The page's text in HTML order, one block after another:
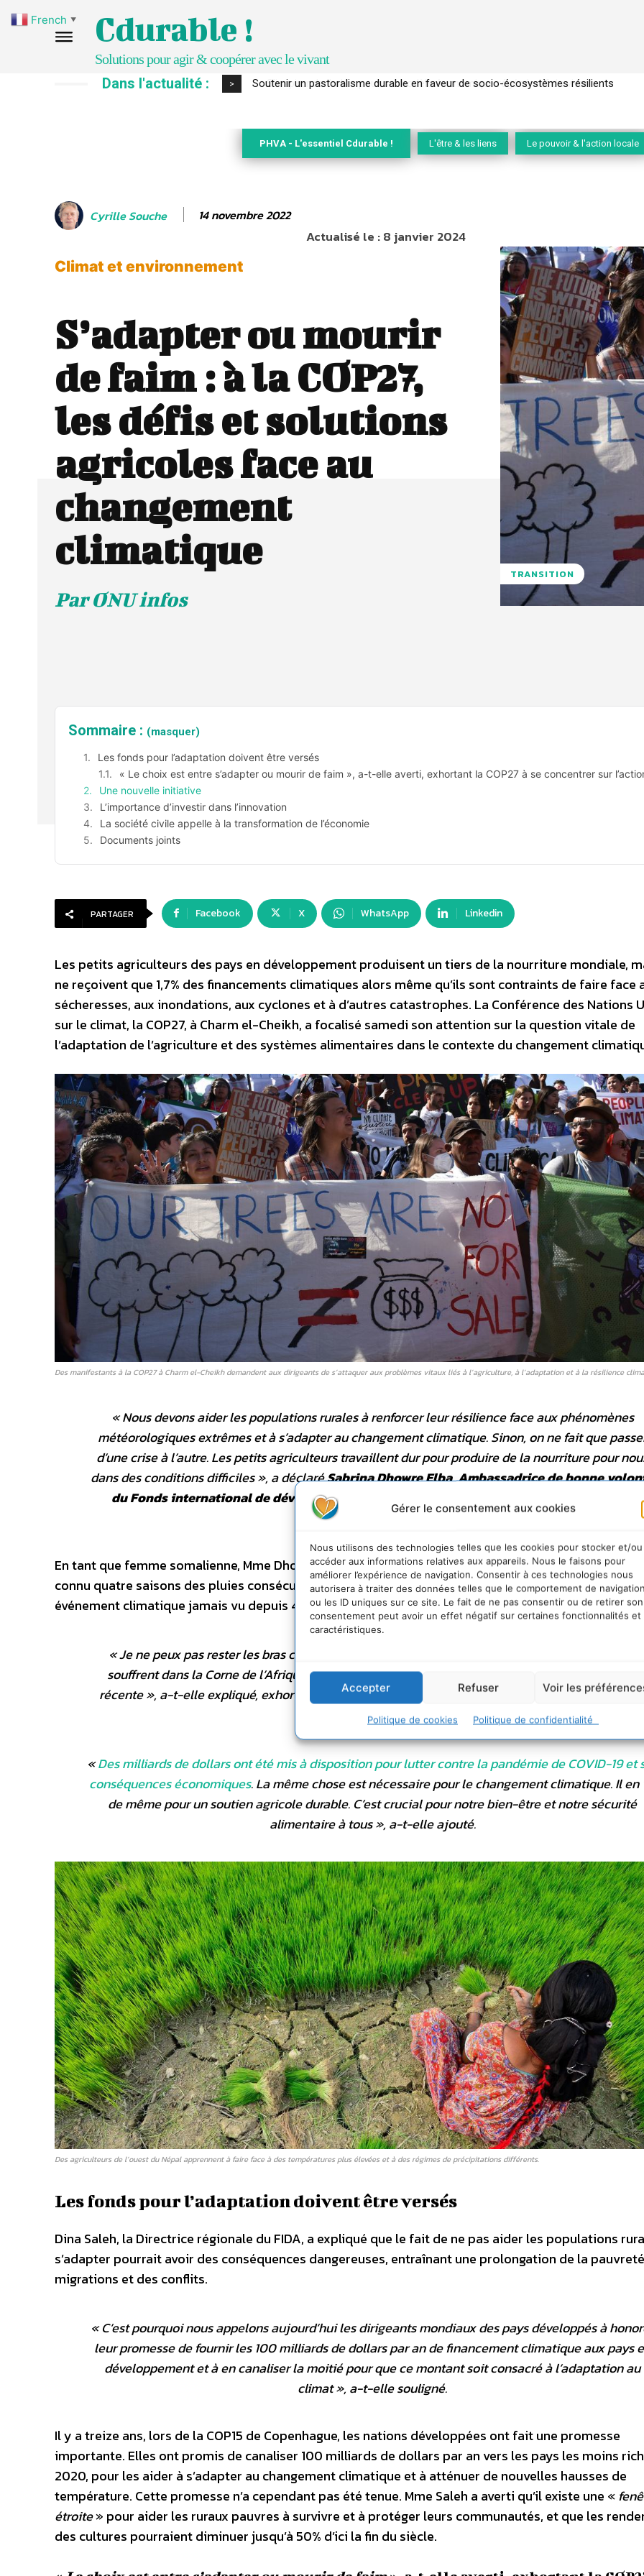
Gérer le consentement aux cookies
Nous utilisons des technologies telles que les cookies pour stocker et/ou
accéder aux informations relatives aux appareils. Nous le faisons pour
améliorer l’expérience de navigation. Consentir à ces technologies nous
autorisera à traiter des données telles que le comportement de navigation
ou les ID uniques sur ce site. Le fait de ne pas consentir ou de retirer son
consentement peut avoir un effet négatif sur certaines fonctionnalités et
caractéristiques.
Accepter Refuser Voir les
Politique de cookies Politique de confidentialité
Cdurable !
Solutions pour agir & coopérer avec le vivant
Dans l'actualité : > S’inspirer de l’arbre pour un modèle économique régénératif du vivant …
PHVA - L'essentiel Cdurable ! L'être & les liens Le pouvoir & l'action locale
Cyrille Souche 14 novembre 2022
Actualisé le :8 janvier 2024
Climat et environnement
S’adapter ou mourir
de faim : à la COP27,
les défis et solutions
agricoles face au
changement
climatique
Par ONU infos
TRANSITION
Sommaire : (masquer)
Les fonds pour l’adaptation doivent être versés
« Le choix est entre s’adapter ou mourir de faim », a-t-elle averti, exhortant la COP27 à se concentrer sur
Une nouvelle initiative
L’importance d’investir dans l’innovation
La société civile appelle à la transformation de l’économie
Documents joints
PARTAGER Facebook X WhatsApp Linkedin
Les petits agriculteurs des pays en développement produisent un tiers de la nourriture mondiale,
ne reçoivent que 1,7% des financements climatiques alors même qu’ils sont contraints de faire face
sécheresses, aux inondations, aux cyclones et à d’autres catastrophes. La Conférence des Nations
sur le climat, la COP27, à Charm el-Cheikh, a focalisé samedi son attention sur la question vitale de
l’adaptation de l’agriculture et des systèmes alimentaires dans le contexte du changement
Des manifestants à la COP27 à Charm el-Cheikh demandent aux dirigeants de s’attaquer aux problèmes vitaux liés à l’agriculture, à l’adaptation et à la résilience
«Nous devons aider les populations rurales à renforcer leur résilience face aux phénomènes
météorologiques extrêmes et à s’adapter au changement climatique. Sinon, on ne fait que
d’une crise à l’autre. Les petits agriculteurs travaillent dur pour produire de la nourriture pour
dans des conditions difficiles», a déclaréSabrina Dhowre Elba, Ambassadrice de bonne
du Fonds international de développement agricole des Nations Unies (FIDA)
conférence de presse.
En tant que femme somalienne, Mme Dhowre Elba a déclaré que ce problème était personnel. Son
connu quatre saisons des pluies consécutives qui n’ont pas apporté les précipitations nécessaires,
événement climatique jamais vu depuis 40 ans.
«Je ne peux pas rester les bras croisés pendant que les mères, les familles et les agriculteurs
souffrent dans la Corne de l’Afrique alors qu’elle connaît sa plus grave sécheresse de l’histoire
récente», a-t-elle expliqué, exhortant les pays développés à mobiliser la volonté politique et
investissements.
«Des milliards de dollars ont été mis à disposition pour lutter contre la pandémie de COVID-19 et
conséquences économiques. La même chose est nécessaire pour le changement climatique. Il en
de même pour un soutien agricole durable. C’est crucial pour notre bien-être et notre sécurité
alimentaire à tous», a-t-elle ajouté.
Des agriculteurs de l’ouest du Népal apprennent à faire face à des températures plus élevées et à des régimes de précipitations différents.
Les fonds pour l’adaptation doivent être versés
Dina Saleh, la Directrice régionale du FIDA, a expliqué que le fait de ne pas aider les populations
s’adapter pourrait avoir des conséquences dangereuses, entraînant une prolongation de la
migrations et des conflits.
«C’est pourquoi nous appelons aujourd’hui les dirigeants mondiaux des pays développés à
leur promesse de fournir les 100 milliards de dollars par an de financement climatique aux pays
développement et à en canaliser la moitié pour que ce montant soit consacré à l’adaptation au
climat», a-t-elle souligné.
Il y a treize ans, lors de la COP15 de Copenhague, les nations développées ont fait une promesse
importante. Elles ont promis de canaliser 100 milliards de dollars par an vers les pays les moins
2020, pour les aider à s’adapter au changement climatique et à atténuer de nouvelles hausses de
température. Cette promesse n’a cependant pas été tenue. Mme Saleh a averti qu’il existe une «
étroite» pour aider les ruraux pauvres à survivre et à protéger leurs communautés, et que les
des cultures pourraient diminuer jusqu’à 50% d’ici la fin du siècle.
French ▼